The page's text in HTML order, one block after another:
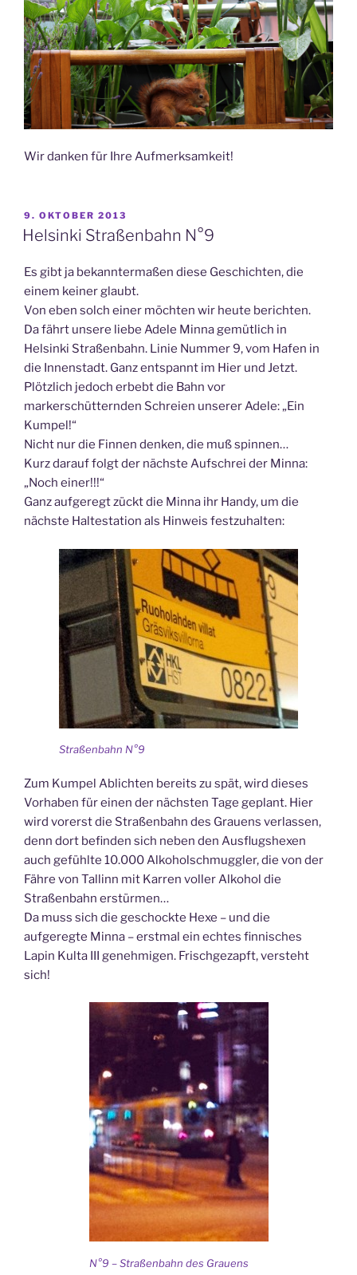
Wir danken für Ihre Aufmerksamkeit!
VERÖFFENTLICHT
AM
9. OKTOBER 2013
Helsinki Straßenbahn N°9
Es gibt ja bekanntermaßen diese Geschichten, die
einem keiner glaubt.
Von eben solch einer möchten wir heute berichten.
Da fährt unsere liebe Adele Minna gemütlich in
Helsinki Straßenbahn. Linie Nummer 9, vom Hafen in
die Innenstadt. Ganz entspannt im Hier und Jetzt.
Plötzlich jedoch erbebt die Bahn vor
markerschütternden Schreien unserer Adele: „Ein
Kumpel!“
Nicht nur die Finnen denken, die muß spinnen…
Kurz darauf folgt der nächste Aufschrei der Minna:
„Noch einer!!!“
Ganz aufgeregt zückt die Minna ihr Handy, um die
nächste Haltestation als Hinweis festzuhalten:
Straßenbahn N°9
Zum Kumpel Ablichten bereits zu spät, wird dieses
Vorhaben für einen der nächsten Tage geplant. Hier
wird vorerst die Straßenbahn des Grauens verlassen,
denn dort befinden sich neben den Ausflugshexen
auch gefühlte 10.000 Alkoholschmuggler, die von der
Fähre von Tallinn mit Karren voller Alkohol die
Straßenbahn erstürmen…
Da muss sich die geschockte Hexe – und die
aufgeregte Minna – erstmal ein echtes finnisches
Lapin Kulta III genehmigen. Frischgezapft, versteht
sich!
N°9 – Straßenbahn des Grauens